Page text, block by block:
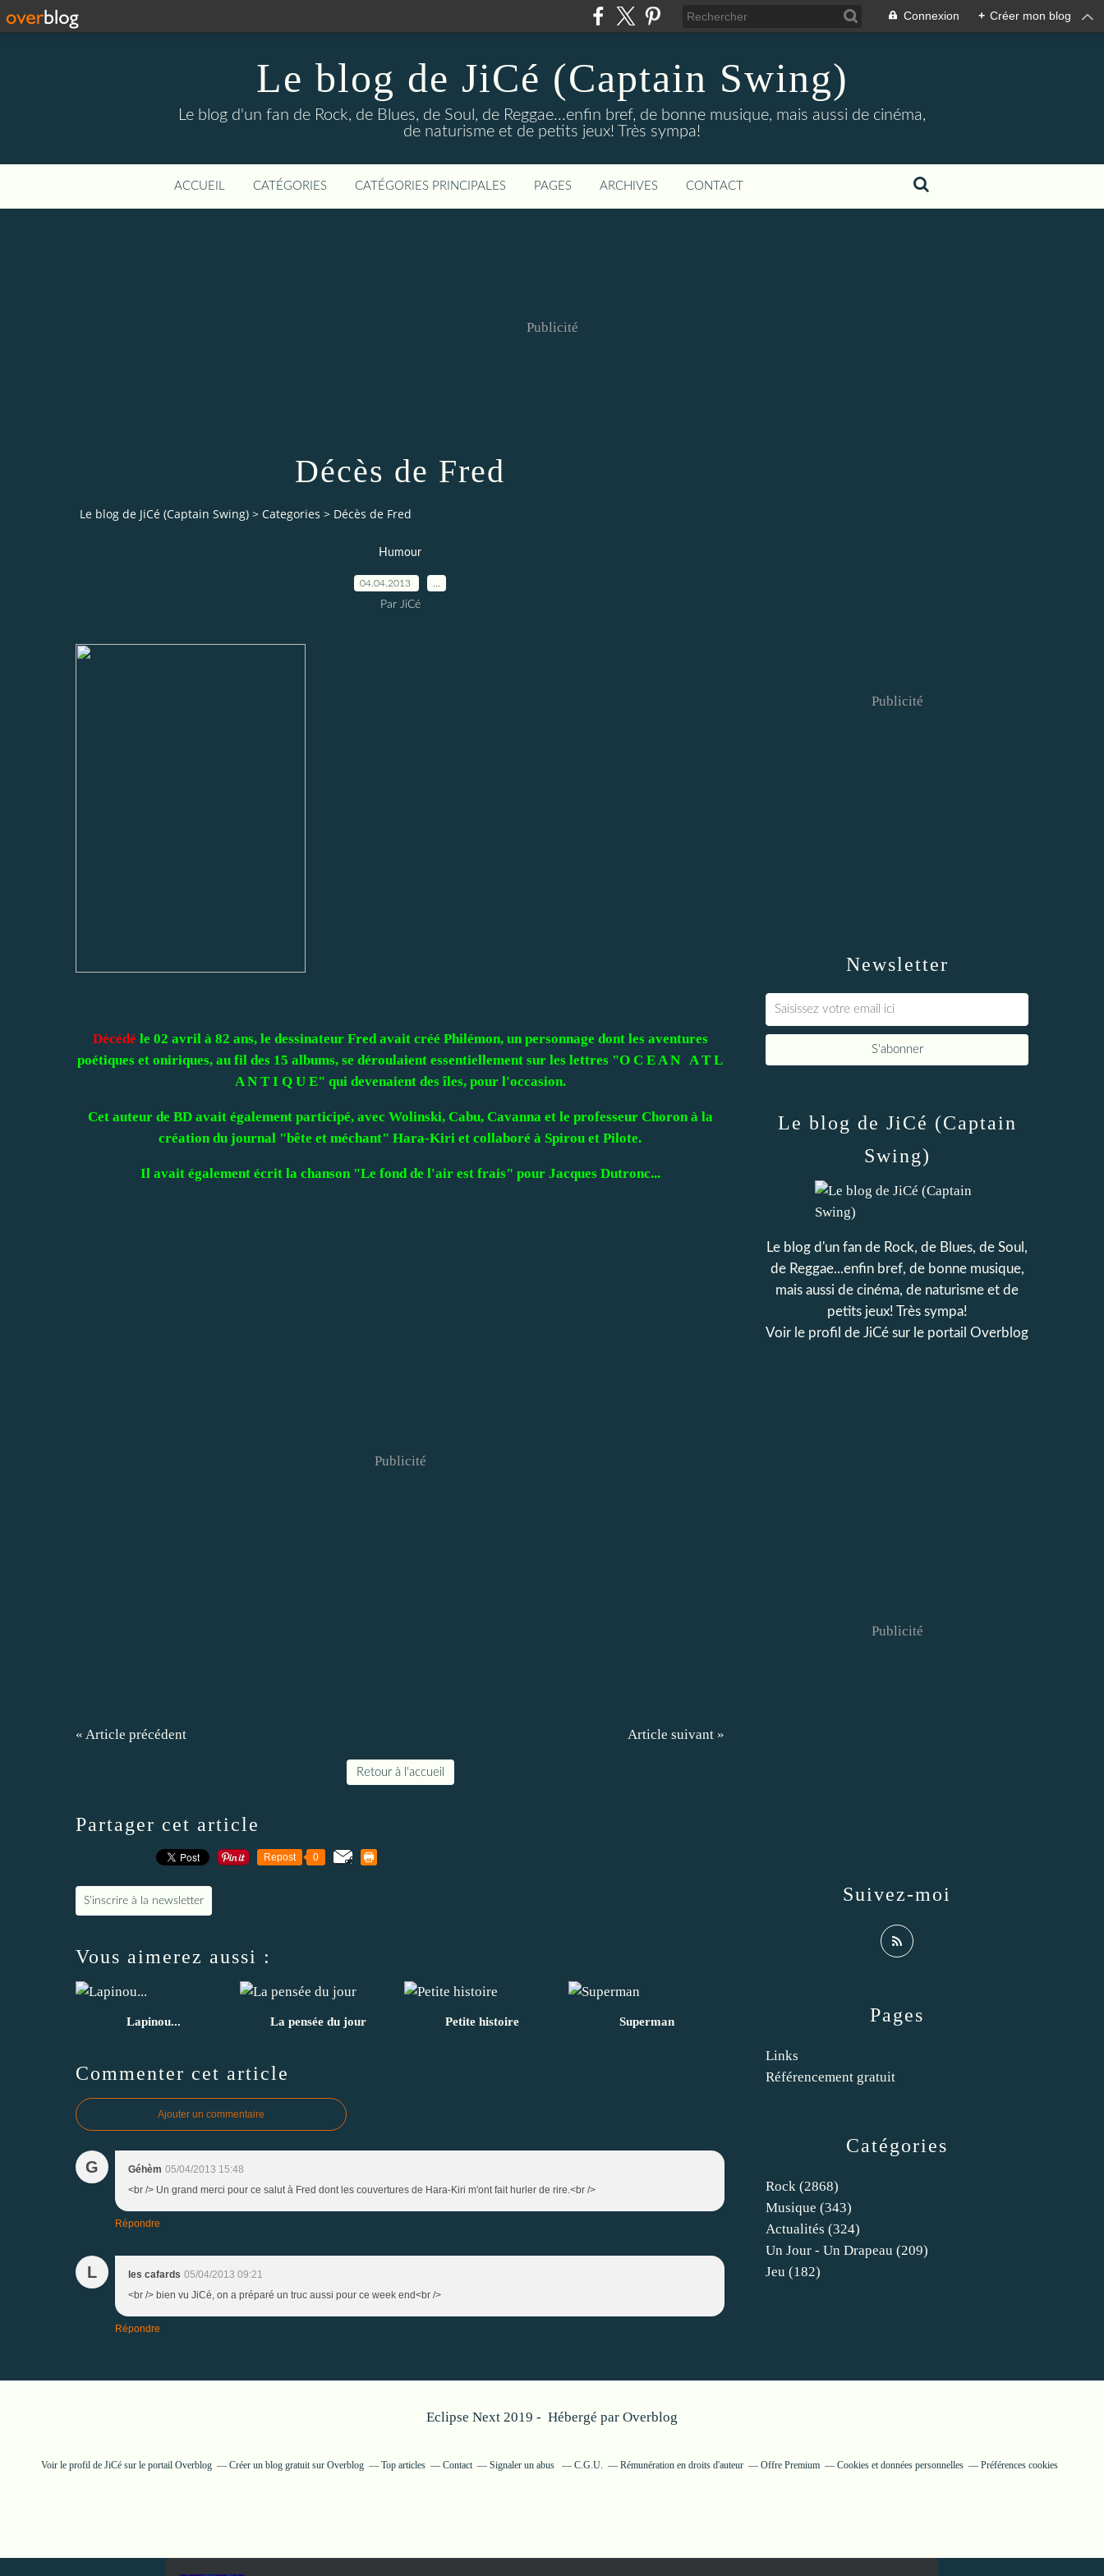
Connexion + Créer mon blog
Le blog de JiCé (Captain Swing)
Le blog d'un fan de Rock, de Blues, de Soul, de Reggae...enfin bref, de bonne musique, mais aussi de cinéma,
de naturisme et de petits jeux! Très sympa!
ACCUEIL CATÉGORIES CATÉGORIES PRINCIPALES PAGES ARCHIVES CONTACT
Publicité
Décès de Fred
Le blog de JiCé (Captain Swing) > Categories > Décès de Fred
Humour
04.04.2013
Par JiCé
Décédé le 02 avril à 82 ans, le dessinateur Fred avait créé Philémon, un personnage dont les aventures
poétiques et oniriques, au fil des 15 albums, se déroulaient essentiellement sur les lettres "O C E A N A T L
A N T I Q U E" qui devenaient des îles, pour l'occasion.
Cet auteur de BD avait également participé, avec Wolinski, Cabu, Cavanna et le professeur Choron à la
création du journal "bête et méchant" Hara-Kiri et collaboré à Spirou et Pilote.
Il avait également écrit la chanson "Le fond de l'air est frais" pour Jacques Dutronc...
Publicité
« Article précédent Article suivant »
Retour à l'accueil
Partager cet article
Repost 0
S'inscrire à la newsletter
Vous aimerez aussi :
Lapinou... La pensée du jour Petite histoire Superman
Commenter cet article
Ajouter un commentaire
G Géhèm 05/04/2013 15:48
<br /> Un grand merci pour ce salut à Fred dont les couvertures de Hara-Kiri m'ont fait hurler de rire.<br />
Répondre
L les cafards 05/04/2013 09:21
<br /> bien vu JiCé, on a préparé un truc aussi pour ce week end<br />
Répondre
Newsletter
Publicité
Catégories
Rock (2868)
Musique (343)
Actualités (324)
Un Jour - Un Drapeau (209)
Jeu (182)
Pages
Links
Référencement gratuit
Le blog de JiCé (Captain
Swing)
Le blog d'un fan de Rock, de Blues, de Soul,
de Reggae...enfin bref, de bonne musique,
mais aussi de cinéma, de naturisme et de
petits jeux! Très sympa!
Voir le profil de JiCé sur le portail Overblog
Suivez-moi
Publicité
Eclipse Next 2019 - Hébergé par Overblog
Voir le profil de JiCé sur le portail Overblog Créer un blog gratuit sur Overblog Top articles Contact Signaler un abus C.G.U. Rémunération en droits d'auteur Offre Premium Cookies et données personnelles Préférences cookies